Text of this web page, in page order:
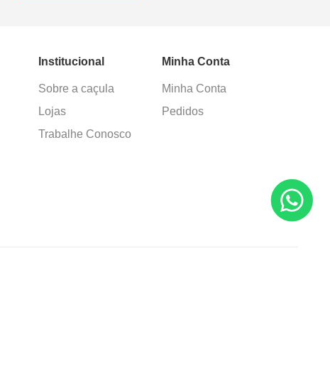
Institucional
Sobre a caçula
Lojas
Trabalhe Conosco
Minha Conta
Minha Conta
Pedidos